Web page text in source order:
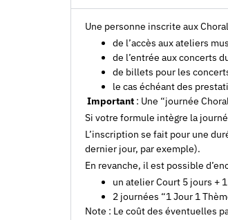
Une personne inscrite aux
de l’accès aux ateliers
de l’entrée aux concerts
de billets pour les
le cas échéant des
Important : Une “journée
Si votre formule intègre la
L’inscription se fait pour une
dernier jour, par exemple).
En revanche, il est possible
un atelier Court 5 jours +
2 journées “1 Jour 1
Note : Le coût des éventuelles